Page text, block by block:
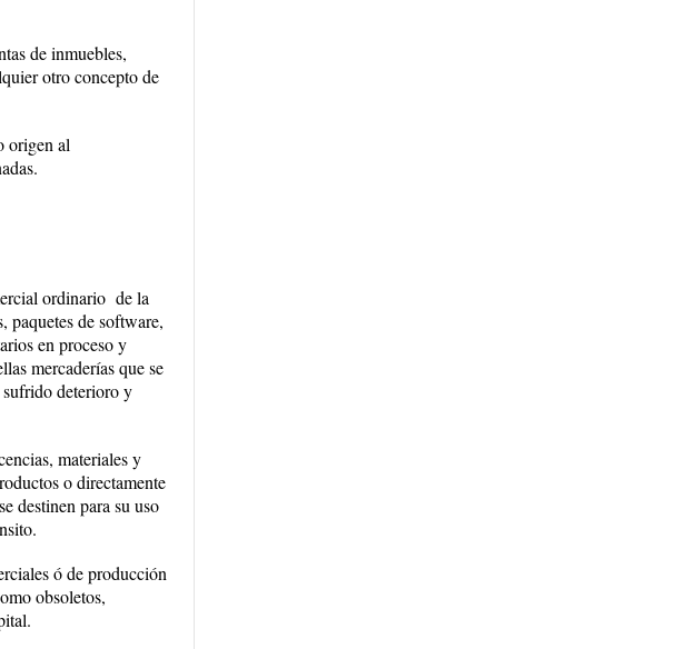
de inmuebles,
otro concepto de
origen al
ordinario de la
paquetes de software,
en proceso y
mercaderías que se
deterioro y
materiales y
o directamente
destinen para su uso
ó de producción
obsoletos,